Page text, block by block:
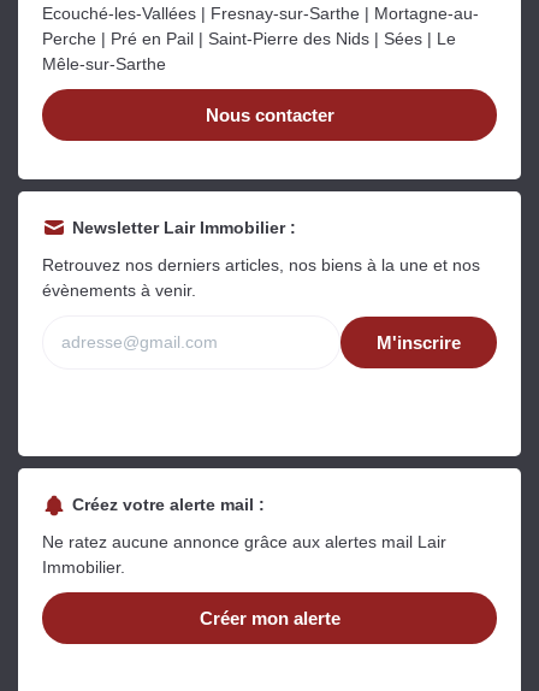
Ecouché-les-Vallées | Fresnay-sur-Sarthe | Mortagne-au-
Perche | Pré en Pail | Saint-Pierre des Nids | Sées | Le
Mêle-sur-Sarthe
Nous contacter
Newsletter Lair Immobilier :
Retrouvez nos derniers articles, nos biens à la une et nos
évènements à venir.
M'inscrire
Créez votre alerte mail :
Ne ratez aucune annonce grâce aux alertes mail Lair
Immobilier.
Créer mon alerte